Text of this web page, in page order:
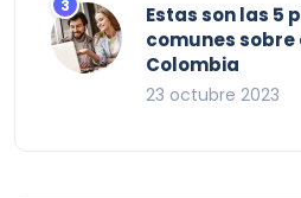
Estas son las 5
comunes
Colombia
23 octubre 2023